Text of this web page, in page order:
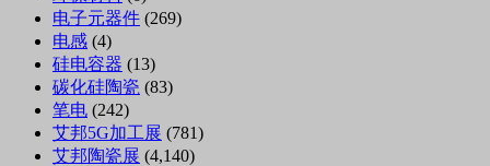
电子元器件 (269)
电感 (4)
硅电容器 (13)
碳化硅陶瓷 (83)
笔电 (242)
艾邦5G加工展 (781)
艾邦陶瓷展 (4,140)